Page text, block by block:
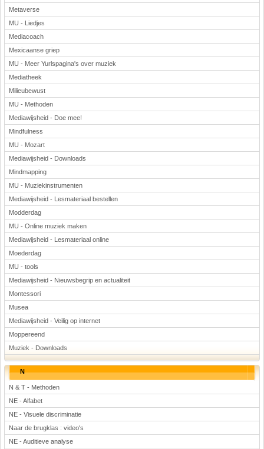
Metaverse
MU - Liedjes
Mediacoach
Mexicaanse griep
MU - Meer Yurlspagina's over muziek
Mediatheek
Milieubewust
MU - Methoden
Mediawijsheid - Doe mee!
Mindfulness
MU - Mozart
Mediawijsheid - Downloads
Mindmapping
MU - Muziekinstrumenten
Mediawijsheid - Lesmateriaal bestellen
Modderdag
MU - Online muziek maken
Mediawijsheid - Lesmateriaal online
Moederdag
MU - tools
Mediawijsheid - Nieuwsbegrip en actualiteit
Montessori
Musea
Mediawijsheid - Veilig op internet
Moppereend
Muziek - Downloads
N
N & T - Methoden
NE - Alfabet
NE - Visuele discriminatie
Naar de brugklas : video's
NE - Auditieve analyse